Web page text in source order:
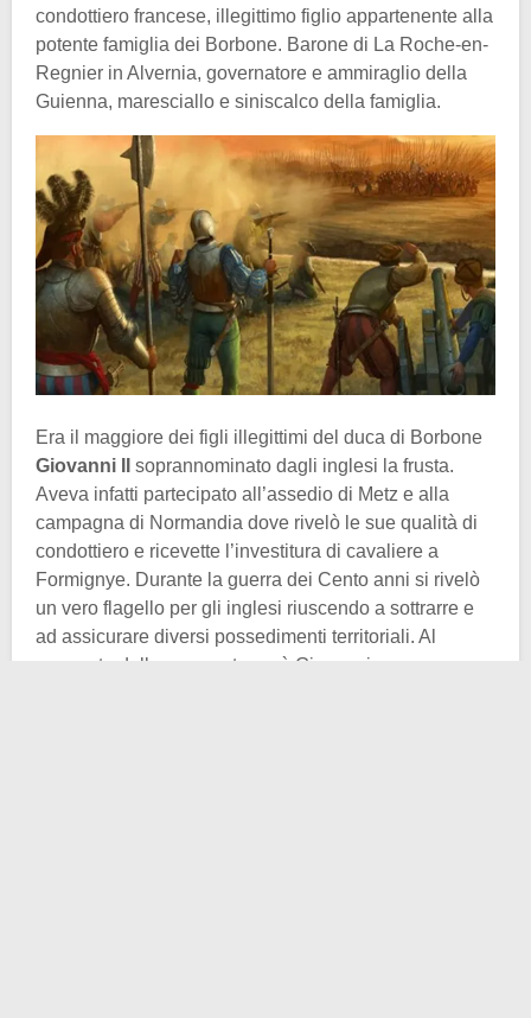
condottiero francese, illegittimo figlio appartenente alla
potente famiglia dei Borbone. Barone di La Roche-en-
Regnier in Alvernia, governatore e ammiraglio della
Guienna, maresciallo e siniscalco della famiglia.
Era il maggiore dei figli illegittimi del duca di Borbone
Giovanni II
soprannominato dagli inglesi la frusta.
Aveva infatti partecipato all’assedio di Metz e alla
campagna di Normandia dove rivelò le sue qualità di
condottiero e ricevette l’investitura di cavaliere a
Formignye. Durante la guerra dei Cento anni si rivelò
un vero flagello per gli inglesi riuscendo a sottrarre e
ad assicurare diversi possedimenti territoriali. Al
momento della sua morte però Giovanni non aveva